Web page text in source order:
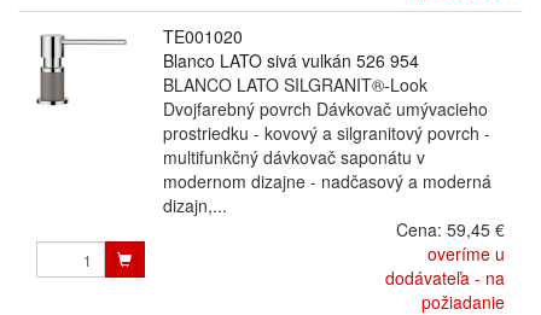
TE001020
Blanco LATO sivá vulkán 526 954
BLANCO LATO SILGRANIT®-Look
Dvojfarebný povrch Dávkovač umývacieho
prostriedku - kovový a silgranitový povrch -
multifunkčný dávkovač saponátu v
modernom dizajne - nadčasový a moderná
dizajn,...
Cena: 59,45 €
overíme u
dodávateľa - na
požiadanie